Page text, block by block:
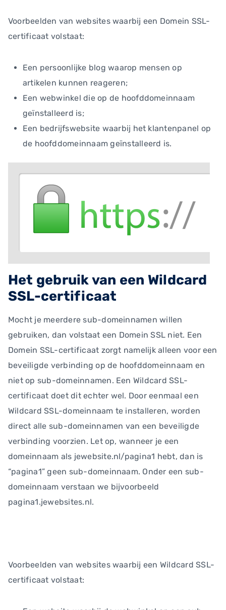
Voorbeelden van websites waarbij een Domein SSL-
certificaat volstaat:
Een persoonlijke blog waarop mensen op
artikelen kunnen reageren;
Een webwinkel die op de hoofddomeinnaam
geïnstalleerd is;
Een bedrijfswebsite waarbij het klantenpanel op
de hoofddomeinnaam geïnstalleerd is.
Het gebruik van een Wildcard
SSL-certificaat
Mocht je meerdere sub-domeinnamen willen
gebruiken, dan volstaat een Domein SSL niet. Een
Domein SSL-certificaat zorgt namelijk alleen voor een
beveiligde verbinding op de hoofddomeinnaam en
niet op sub-domeinnamen. Een Wildcard SSL-
certificaat doet dit echter wel. Door eenmaal een
Wildcard SSL-domeinnaam te installeren, worden
direct alle sub-domeinnamen van een beveiligde
verbinding voorzien. Let op, wanneer je een
domeinnaam als jewebsite.nl/pagina1 hebt, dan is
“pagina1” geen sub-domeinnaam. Onder een sub-
domeinnaam verstaan we bijvoorbeeld
pagina1.jewebsites.nl.
Voorbeelden van websites waarbij een Wildcard SSL-
certificaat volstaat: